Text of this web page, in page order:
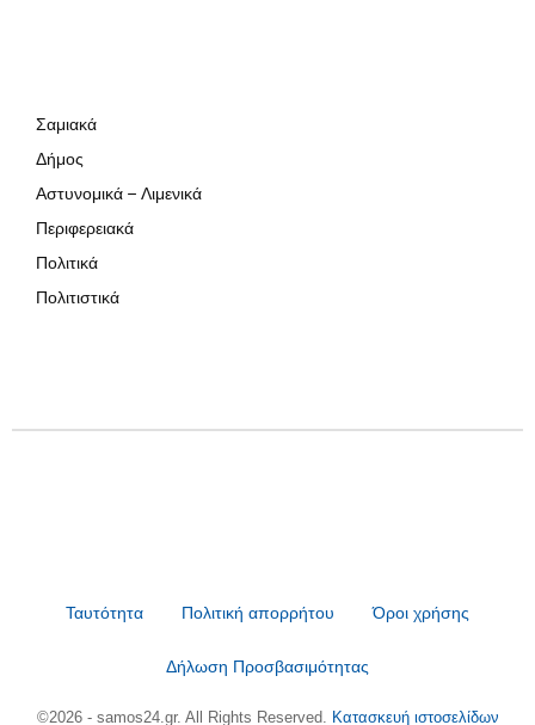
Σαμιακά
Δήμος
Αστυνομικά – Λιμενικά
Περιφερειακά
Πολιτικά
Πολιτιστικά
Ταυτότητα Πολιτική απορρήτου Όροι χρήσης
Δήλωση Προσβασιμότητας
©2026 - samos24.gr. All Rights Reserved. Κατασκευή ιστοσελίδων